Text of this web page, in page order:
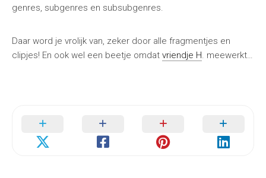
genres, subgenres en subsubgenres.
Daar word je vrolijk van, zeker door alle fragmentjes en
clipjes! En ook wel een beetje omdat vriendje H. meewerkt…